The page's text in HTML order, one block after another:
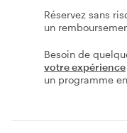
Réservez sans
un
Besoin de
votre expérience
un programme